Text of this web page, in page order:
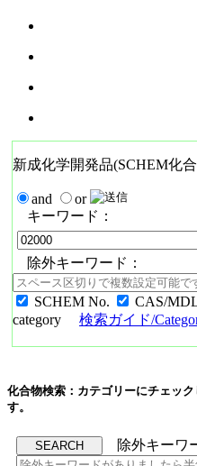
新成化学開発品(SCHEM化
and
or
キーワード：
除外キーワード：
SCHEM No. CAS/
category
検索ガイド/
化合物検索：カテゴリーにチェッ
す。
除外キーワ